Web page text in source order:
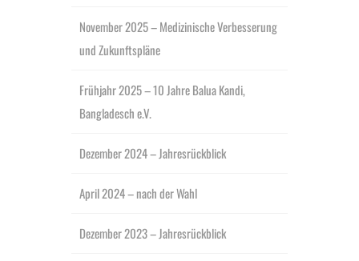
November 2025 – Medizinische Verbesserung
und Zukunftspläne
Frühjahr 2025 – 10 Jahre Balua Kandi,
Bangladesch e.V.
Dezember 2024 – Jahresrückblick
April 2024 – nach der Wahl
Dezember 2023 – Jahresrückblick